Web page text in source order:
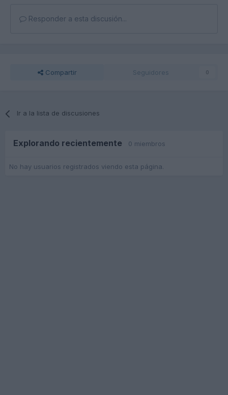
Responder a esta discusión...
Compartir Seguidores 0
Ir a la lista de discusiones
Explorando recientemente 0 miembros
No hay usuarios registrados viendo esta página.